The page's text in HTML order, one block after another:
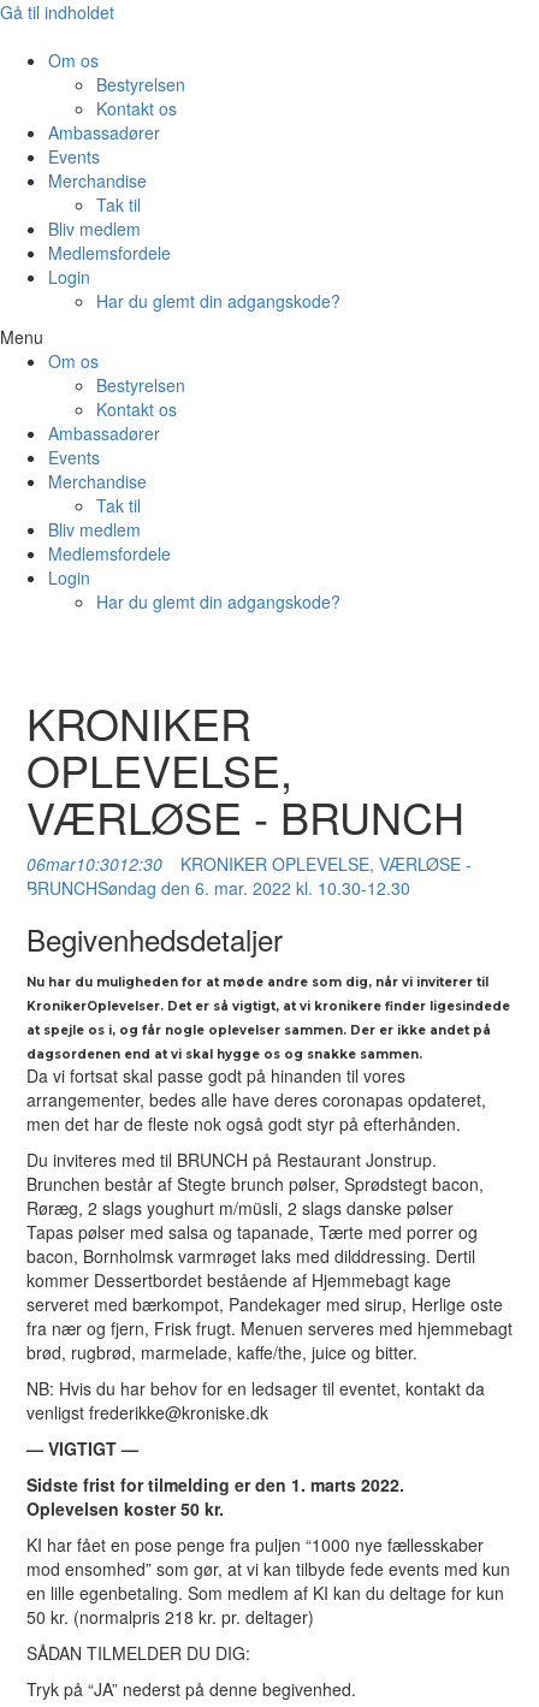
Gå til indholdet
Om os
Bestyrelsen
Kontakt os
Ambassadører
Events
Merchandise
Tak til
Bliv medlem
Medlemsfordele
Login
Har du glemt din adgangskode?
Menu
Om os
Bestyrelsen
Kontakt os
Ambassadører
Events
Merchandise
Tak til
Bliv medlem
Medlemsfordele
Login
Har du glemt din adgangskode?
KRONIKER
OPLEVELSE,
VÆRLØSE - BRUNCH
06mar10:3012:30
KRONIKER OPLEVELSE, VÆRLØSE -
BRUNCHSøndag den 6. mar. 2022 kl. 10.30-12.30
Begivenhedsdetaljer
Nu har du muligheden for at møde andre som dig, når vi inviterer til
KronikerOplevelser. Det er så vigtigt, at vi kronikere finder ligesindede
at spejle os i, og får nogle oplevelser sammen. Der er ikke andet på
dagsordenen end at vi skal hygge os og snakke sammen.
Da vi fortsat skal passe godt på hinanden til vores
arrangementer, bedes alle have deres coronapas opdateret,
men det har de fleste nok også godt styr på efterhånden.
Du inviteres med til BRUNCH på Restaurant Jonstrup.
Brunchen består af Stegte brunch pølser, Sprødstegt bacon,
Røræg, 2 slags youghurt m/müsli, 2 slags danske pølser
Tapas pølser med salsa og tapanade, Tærte med porrer og
bacon, Bornholmsk varmrøget laks med dilddressing. Dertil
kommer Dessertbordet bestående af Hjemmebagt kage
serveret med bærkompot, Pandekager med sirup, Herlige oste
fra nær og fjern, Frisk frugt. Menuen serveres med hjemmebagt
brød, rugbrød, marmelade, kaffe/the, juice og bitter.
NB: Hvis du har behov for en ledsager til eventet, kontakt da
venligst frederikke@kroniske.dk
— VIGTIGT —
Sidste frist for tilmelding er den 1. marts2022.
Oplevelsen koster 50 kr.
KI har fået en pose penge fra puljen “1000 nye fællesskaber
mod ensomhed” som gør, at vi kan tilbyde fede events med kun
en lille egenbetaling. Som medlem af KI kan du deltage for kun
50 kr. (normalpris 218 kr. pr. deltager)
SÅDAN TILMELDER DU DIG:
Tryk på “JA” nederst på denne begivenhed.